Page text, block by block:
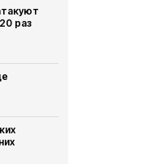
раз